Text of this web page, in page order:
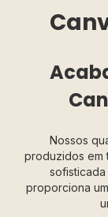
Nossos
produzidos em
sofisticada
proporciona